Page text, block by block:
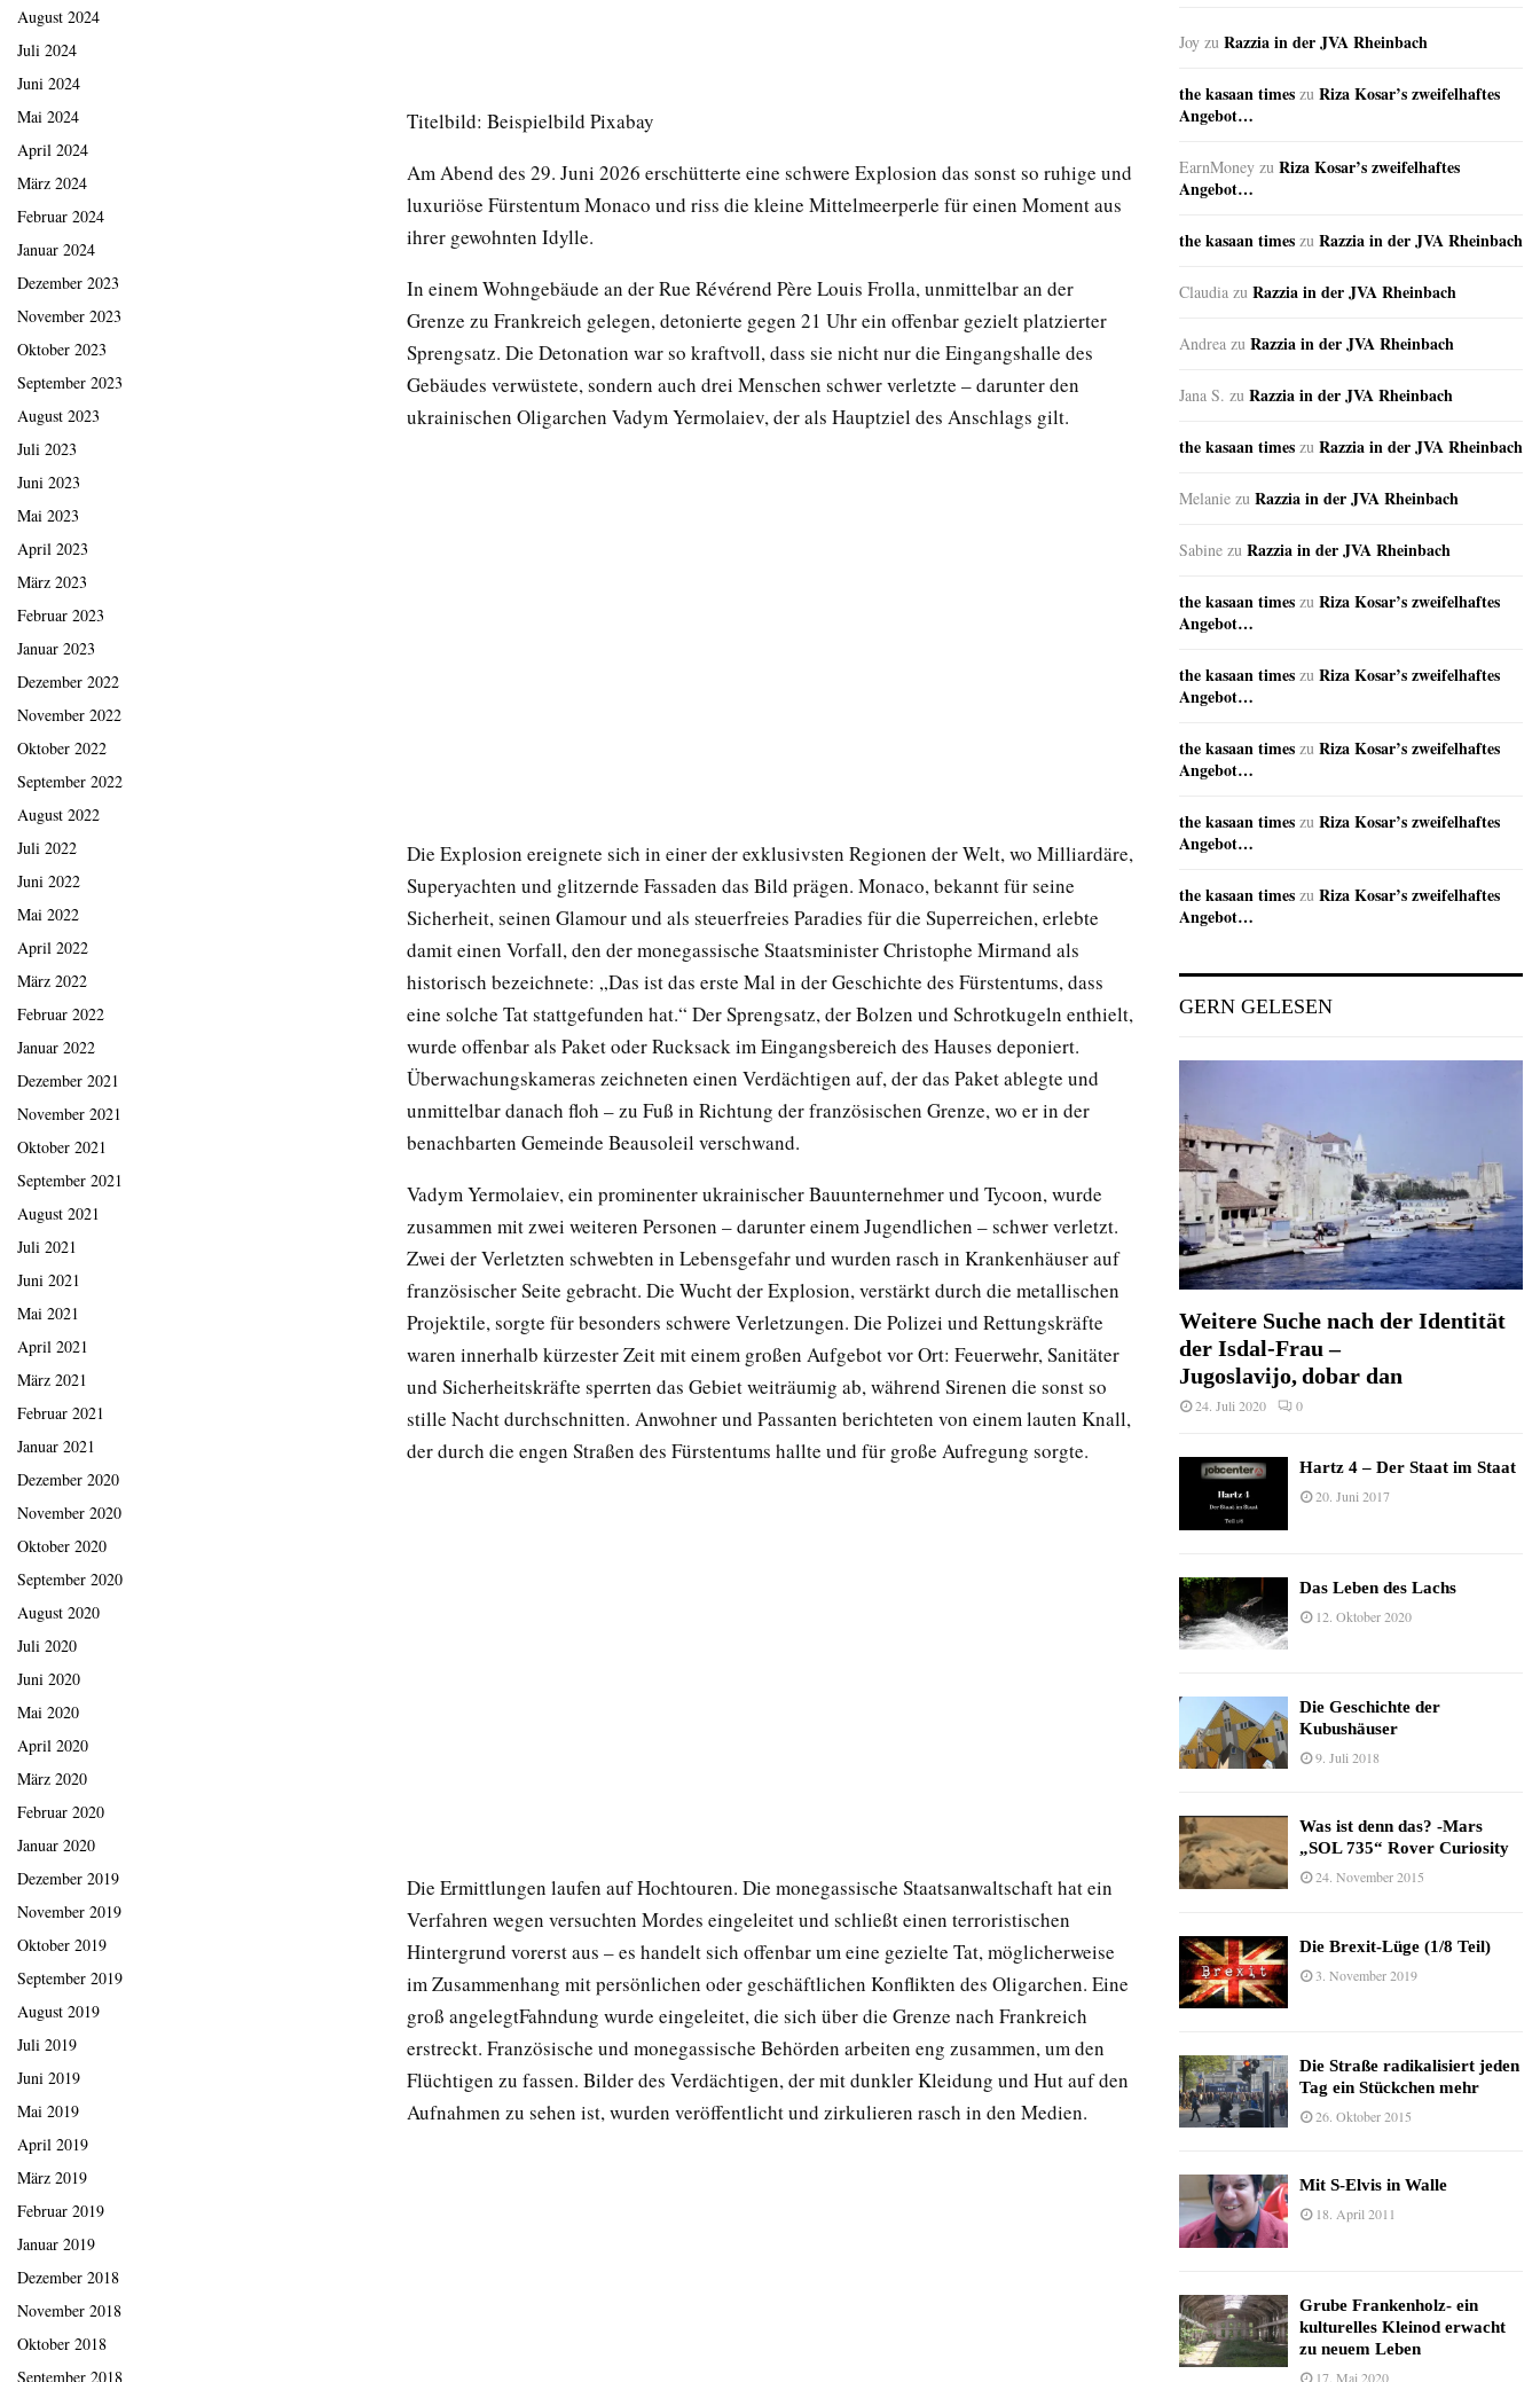
Titelbild: Beispielbild Pixabay
Am Abend des 29. Juni 2026 erschütterte eine schwere Explosion das sonst so ruhige und
luxuriöse Fürstentum Monaco und riss die kleine Mittelmeerperle für einen Moment aus
ihrer gewohnten Idylle.
In einem Wohngebäude an der Rue Révérend Père Louis Frolla, unmittelbar an der
Grenze zu Frankreich gelegen, detonierte gegen 21 Uhr ein offenbar gezielt platzierter
Sprengsatz. Die Detonation war so kraftvoll, dass sie nicht nur die Eingangshalle des
Gebäudes verwüstete, sondern auch drei Menschen schwer verletzte – darunter den
ukrainischen Oligarchen Vadym Yermolaiev, der als Hauptziel des Anschlags gilt.
Die Explosion ereignete sich in einer der exklusivsten Regionen der Welt, wo Milliardäre,
Superyachten und glitzernde Fassaden das Bild prägen. Monaco, bekannt für seine
Sicherheit, seinen Glamour und als steuerfreies Paradies für die Superreichen, erlebte
damit einen Vorfall, den der monegassische Staatsminister Christophe Mirmand als
historisch bezeichnete: „Das ist das erste Mal in der Geschichte des Fürstentums, dass
eine solche Tat stattgefunden hat.“ Der Sprengsatz, der Bolzen und Schrotkugeln enthielt,
wurde offenbar als Paket oder Rucksack im Eingangsbereich des Hauses deponiert.
Überwachungskameras zeichneten einen Verdächtigen auf, der das Paket ablegte und
unmittelbar danach floh – zu Fuß in Richtung der französischen Grenze, wo er in der
benachbarten Gemeinde Beausoleil verschwand.
Vadym Yermolaiev, ein prominenter ukrainischer Bauunternehmer und Tycoon, wurde
zusammen mit zwei weiteren Personen – darunter einem Jugendlichen – schwer verletzt.
Zwei der Verletzten schwebten in Lebensgefahr und wurden rasch in Krankenhäuser auf
französischer Seite gebracht. Die Wucht der Explosion, verstärkt durch die metallischen
Projektile, sorgte für besonders schwere Verletzungen. Die Polizei und Rettungskräfte
waren innerhalb kürzester Zeit mit einem großen Aufgebot vor Ort: Feuerwehr, Sanitäter
und Sicherheitskräfte sperrten das Gebiet weiträumig ab, während Sirenen die sonst so
stille Nacht durchschnitten. Anwohner und Passanten berichteten von einem lauten Knall,
der durch die engen Straßen des Fürstentums hallte und für große Aufregung sorgte.
Die Ermittlungen laufen auf Hochtouren. Die monegassische Staatsanwaltschaft hat ein
Verfahren wegen versuchten Mordes eingeleitet und schließt einen terroristischen
Hintergrund vorerst aus – es handelt sich offenbar um eine gezielte Tat, möglicherweise
im Zusammenhang mit persönlichen oder geschäftlichen Konflikten des Oligarchen. Eine
groß angelegtFahndung wurde eingeleitet, die sich über die Grenze nach Frankreich
erstreckt. Französische und monegassische Behörden arbeiten eng zusammen, um den
Flüchtigen zu fassen. Bilder des Verdächtigen, der mit dunkler Kleidung und Hut auf den
Aufnahmen zu sehen ist, wurden veröffentlicht und zirkulieren rasch in den Medien.
August 2024
Juli 2024
Juni 2024
Mai 2024
April 2024
März 2024
Februar 2024
Januar 2024
Dezember 2023
November 2023
Oktober 2023
September 2023
August 2023
Juli 2023
Juni 2023
Mai 2023
April 2023
März 2023
Februar 2023
Januar 2023
Dezember 2022
November 2022
Oktober 2022
September 2022
August 2022
Juli 2022
Juni 2022
Mai 2022
April 2022
März 2022
Februar 2022
Januar 2022
Dezember 2021
November 2021
Oktober 2021
September 2021
August 2021
Juli 2021
Juni 2021
Mai 2021
April 2021
März 2021
Februar 2021
Januar 2021
Dezember 2020
November 2020
Oktober 2020
September 2020
August 2020
Juli 2020
Juni 2020
Mai 2020
April 2020
März 2020
Februar 2020
Januar 2020
Dezember 2019
November 2019
Oktober 2019
September 2019
August 2019
Juli 2019
Juni 2019
Mai 2019
April 2019
März 2019
Februar 2019
Januar 2019
Dezember 2018
November 2018
Oktober 2018
September 2018
Joy zu Razzia in der JVA Rheinbach
the kasaan times zu Riza Kosar’s zweifelhaftes
Angebot…
EarnMoney zu Riza Kosar’s zweifelhaftes
Angebot…
the kasaan times zu Razzia in der JVA Rheinbach
Claudia zu Razzia in der JVA Rheinbach
Andrea zu Razzia in der JVA Rheinbach
Jana S. zu Razzia in der JVA Rheinbach
the kasaan times zu Razzia in der JVA Rheinbach
Melanie zu Razzia in der JVA Rheinbach
Sabine zu Razzia in der JVA Rheinbach
the kasaan times zu Riza Kosar’s zweifelhaftes
Angebot…
the kasaan times zu Riza Kosar’s zweifelhaftes
Angebot…
the kasaan times zu Riza Kosar’s zweifelhaftes
Angebot…
the kasaan times zu Riza Kosar’s zweifelhaftes
Angebot…
the kasaan times zu Riza Kosar’s zweifelhaftes
Angebot…
GERN GELESEN
Weitere Suche nach der Identität
der Isdal-Frau –
Jugoslavijo, dobar dan
24. Juli 2020 0
Hartz 4 – Der Staat im Staat
20. Juni 2017
Das Leben des Lachs
12. Oktober 2020
Die Geschichte der
Kubushäuser
9. Juli 2018
Was ist denn das? -Mars
„SOL 735“ Rover Curiosity
24. November 2015
Die Brexit-Lüge (1/8 Teil)
3. November 2019
Die Straße radikalisiert jeden
Tag ein Stückchen mehr
26. Oktober 2015
Mit S-Elvis in Walle
18. April 2011
Grube Frankenholz- ein
kulturelles Kleinod erwacht
zu neuem Leben
17. Mai 2020